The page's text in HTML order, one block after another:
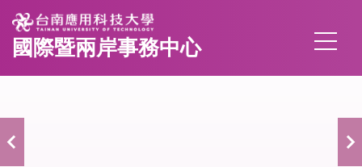
跳
到
主
國際暨兩岸事務中心